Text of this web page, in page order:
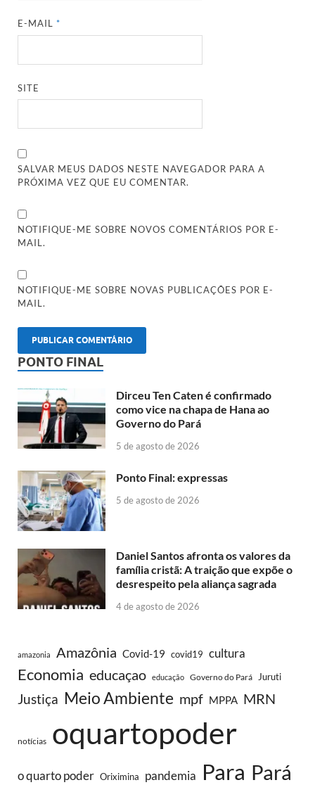
E-MAIL*
SITE
SALVAR MEUS DADOS NESTE NAVEGADOR PARA A
PRÓXIMA VEZ QUE EU COMENTAR.
NOTIFIQUE-ME SOBRE NOVOS COMENTÁRIOS POR E-
MAIL.
NOTIFIQUE-ME SOBRE NOVAS PUBLICAÇÕES POR E-
MAIL.
PONTO FINAL
Dirceu Ten Caten é confirmado
como vice na chapa de Hana ao
Governo do Pará
5 de agosto de 2026
Ponto Final: expressas
5 de agosto de 2026
Daniel Santos afronta os valores da
família cristã: A traição que expõe o
desrespeito pela aliança sagrada
4 de agosto de 2026
amazonia Amazônia Covid-19 covid19 cultura
Economia educaçao educação Governo do Pará Juruti
Justiça Meio Ambiente mpf MPPA MRN
notícias oquartopoder
o quarto poder Oriximina pandemia Para Pará